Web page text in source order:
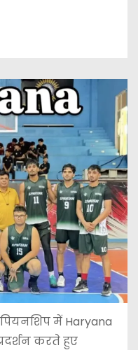
में Haryana
करते हुए